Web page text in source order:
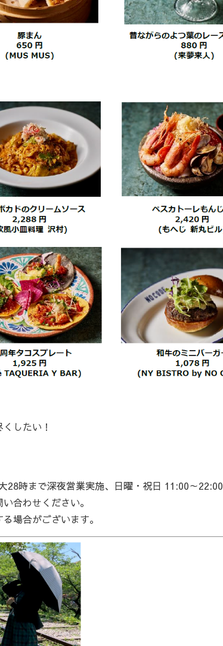
したい！
時まで深夜営業実施、日曜・祝日 11:00～22:00
合わせください。
場合がございます。